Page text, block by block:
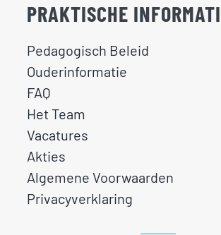
PRAKTISCHE
Pedagogisch Beleid
Ouderinformatie
FAQ
Het Team
Vacatures
Akties
Algemene Voorwaarden
Privacyverklaring